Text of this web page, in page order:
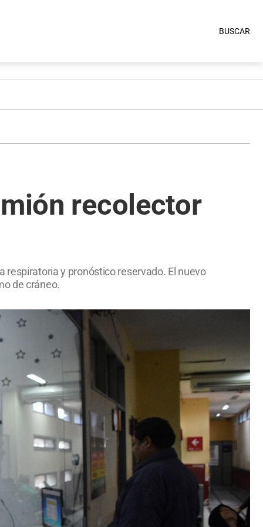
BUSCAR
recolector
y pronóstico reservado. El nuevo
de cráneo.